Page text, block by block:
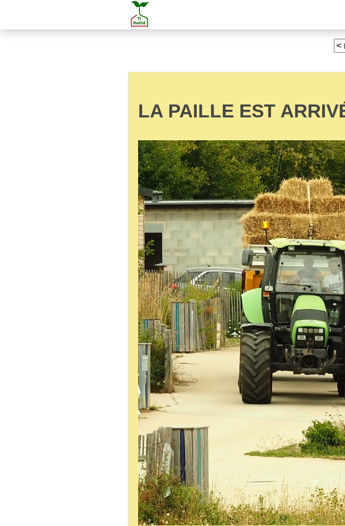
LA PAILLE EST